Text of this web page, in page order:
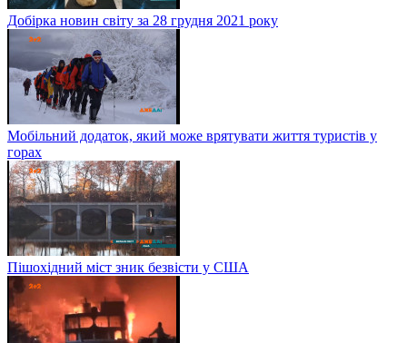
Добірка новин світу за 28 грудня 2021 року
Мобільний додаток, який може врятувати життя туристів у
горах
Пішохідний міст зник безвісти у США